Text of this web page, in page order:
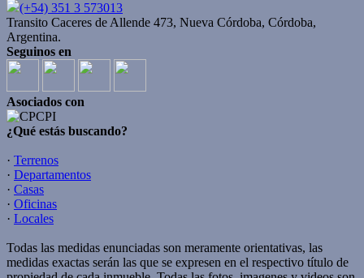
(+54) 351 3 573013
Transito Caceres de Allende 473, Nueva Córdoba, Córdoba,
Argentina.
Seguinos en
Asociados con
¿Qué estás buscando?
· Terrenos
· Departamentos
· Casas
· Oficinas
· Locales
Todas las medidas enunciadas son meramente orientativas, las
medidas exactas serán las que se expresen en el respectivo título de